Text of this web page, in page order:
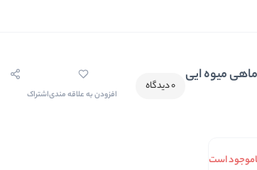
باداممیوه ایی
0 دیدگاه
افزودن به علاقه مندیاشتراک
است